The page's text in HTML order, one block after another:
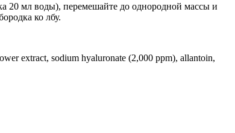
20 мл воды), перемешайте до однородной массы и
ко лбу.
extract, sodium hyaluronate (2,000 ppm), allantoin,